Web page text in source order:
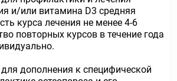
и/или витамина D3 средняя
курса лечения не менее 4-6
повторных курсов в течение года
дополнения к специфической